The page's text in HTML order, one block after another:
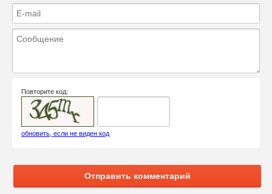
Повторите код:
обновить, если не виден код
Отправить комментарий